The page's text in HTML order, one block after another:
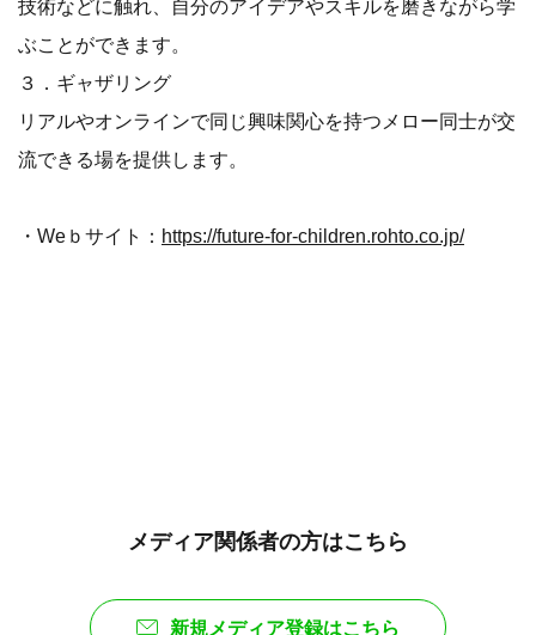
技術などに触れ、自分のアイデアやスキルを磨きながら学
ぶことができます。
３．ギャザリング
リアルやオンラインで同じ興味関心を持つメロー同士が交
流できる場を提供します。
・Weｂサイト： https://future-for-children.rohto.co.jp/
メディア関係者の方はこちら
新規メディア登録はこちら